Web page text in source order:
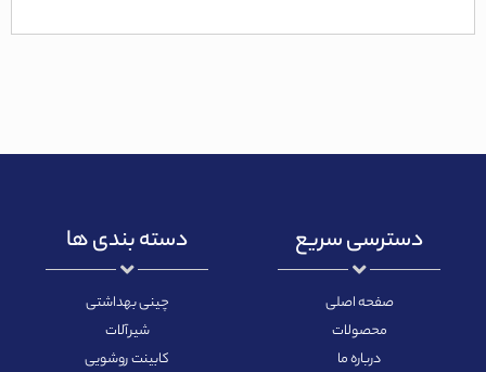
دسترسی سریع
صفحه اصلی
محصولات
درباره ما
دسته بندی ها
چینی بهداشتی
شیرآلات
کابینت روشویی